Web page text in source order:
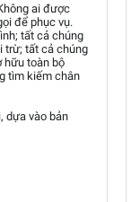
ai được
để phục vụ.
tất cả chúng
trừ; tất cả chúng
hữu toàn bộ
tìm kiếm chân
dựa vào bản